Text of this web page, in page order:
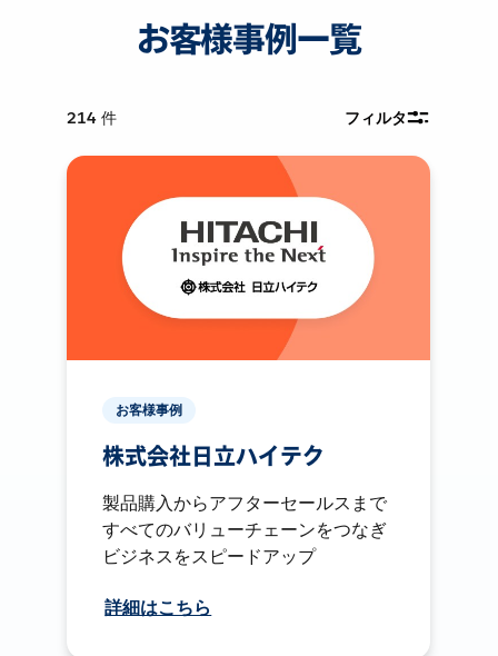
お客様事例一覧
214 件 フィルタ
お客様事例
株式会社日立ハイテク
製品購入からアフターセールスまで
すべてのバリューチェーンをつなぎ
ビジネスをスピードアップ
詳細はこちら